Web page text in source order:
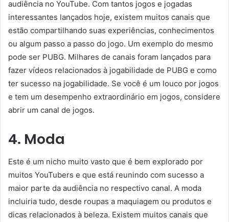
audiência no YouTube. Com tantos jogos e jogadas
interessantes lançados hoje, existem muitos canais que
estão compartilhando suas experiências, conhecimentos
ou algum passo a passo do jogo. Um exemplo do mesmo
pode ser PUBG. Milhares de canais foram lançados para
fazer vídeos relacionados à jogabilidade de PUBG e como
ter sucesso na jogabilidade. Se você é um louco por jogos
e tem um desempenho extraordinário em jogos, considere
abrir um canal de jogos.
4. Moda
Este é um nicho muito vasto que é bem explorado por
muitos YouTubers e que está reunindo com sucesso a
maior parte da audiência no respectivo canal. A moda
incluiria tudo, desde roupas a maquiagem ou produtos e
dicas relacionados à beleza. Existem muitos canais que